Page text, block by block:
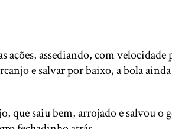
assediando, com velocidade
e salvar por baixo, a bola
que saiu bem, arrojado e salvou o